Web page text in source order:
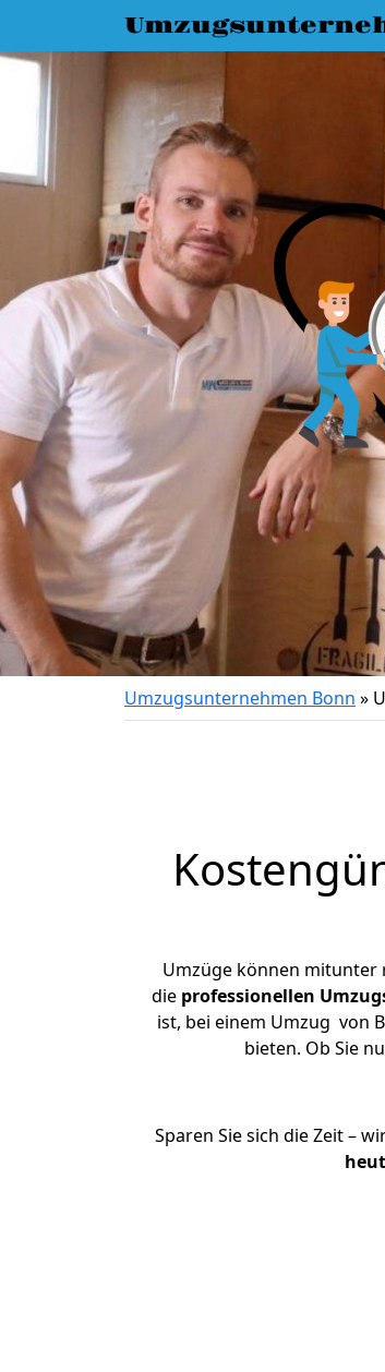
Umzugsunternehmen Bonn »
Umzüge können mitunter
die professionellen
ist, bei einem Umzug von
bieten. Ob Sie
Sparen Sie sich die Zeit –